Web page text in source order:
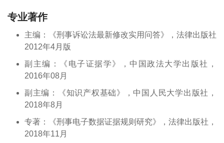
专业著作
主编：《刑事诉讼法最新修改实用问答》，法律出版社
2012年4月版
副主编：《电子证据学》，中国政法大学出版社，
2016年08月
副主编：《知识产权基础》，中国人民大学出版社，
2018年8月
专著：《刑事电子数据证据规则研究》，法律出版社，
2018年11月